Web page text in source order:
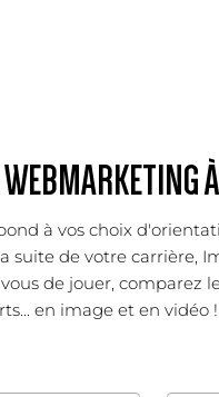
WEBMARKETING
à vos choix
de votre carrière,
de jouer, comparez
en image et en vidéo !